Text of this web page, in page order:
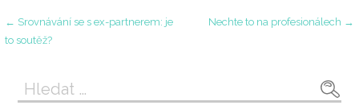
Navigace
pro
← Srovnávání se s ex-partnerem: je
to soutěž?
Nechte to na profesionálech →
Vyhledávání